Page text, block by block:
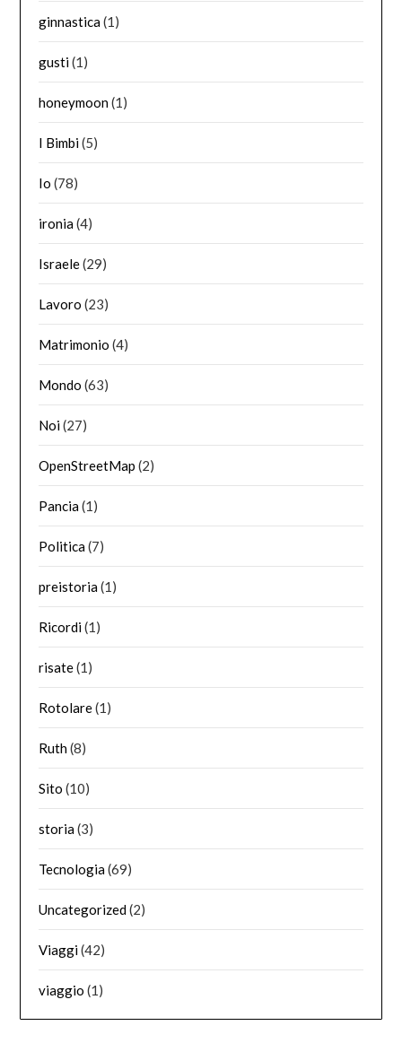
ginnastica(1)
gusti(1)
honeymoon(1)
I Bimbi(5)
Io (78)
ironia(4)
Israele(29)
Lavoro (23)
Matrimonio (4)
Mondo (63)
Noi(27)
OpenStreetMap (2)
Pancia(1)
Politica(7)
preistoria(1)
Ricordi(1)
risate(1)
Rotolare(1)
Ruth(8)
Sito (10)
storia(3)
Tecnologia(69)
Uncategorized(2)
Viaggi(42)
viaggio (1)